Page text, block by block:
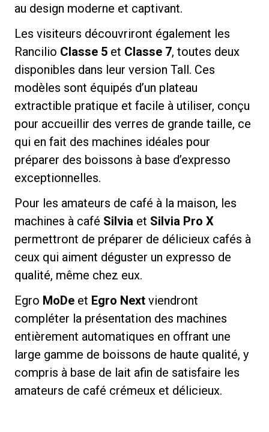
au design moderne et captivant.
Les visiteurs découvriront également les
Rancilio Classe 5 et Classe 7, toutes deux
disponibles dans leur version Tall. Ces
modèles sont équipés d’un plateau
extractible pratique et facile à utiliser, conçu
pour accueillir des verres de grande taille, ce
qui en fait des machines idéales pour
préparer des boissons à base d’expresso
exceptionnelles.
Pour les amateurs de café à la maison, les
machines à café Silvia et Silvia Pro X
permettront de préparer de délicieux cafés à
ceux qui aiment déguster un expresso de
qualité, même chez eux.
Egro MoDe et Egro Next viendront
compléter la présentation des machines
entièrement automatiques en offrant une
large gamme de boissons de haute qualité, y
compris à base de lait afin de satisfaire les
amateurs de café crémeux et délicieux.